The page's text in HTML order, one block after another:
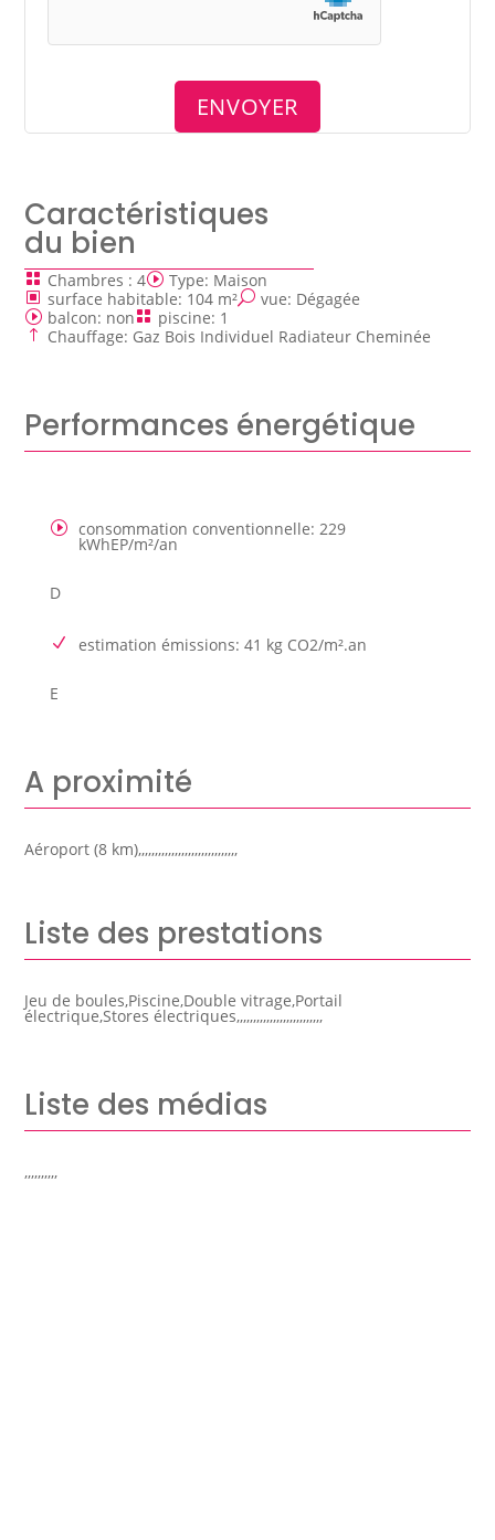
Caractéristiques
du bien
Chambres :4 Type: Maison
surface habitable: 104 m² vue: Dégagée
balcon: non piscine: 1
Chauffage: Gaz Bois Individuel Radiateur Cheminée
Performances énergétique
consommation conventionnelle: 229
kWhEP/m²/an
D
estimation émissions: 41 kg CO2/m².an
E
A proximité
Aéroport (8 km),,,,,,,,,,,,,,,,,,,,,,,,,,,,,,
Liste des prestations
Jeu de boules,Piscine,Double vitrage,Portail
électrique,Stores électriques,,,,,,,,,,,,,,,,,,,,,,,,,,
Liste des médias
,,,,,,,,,,